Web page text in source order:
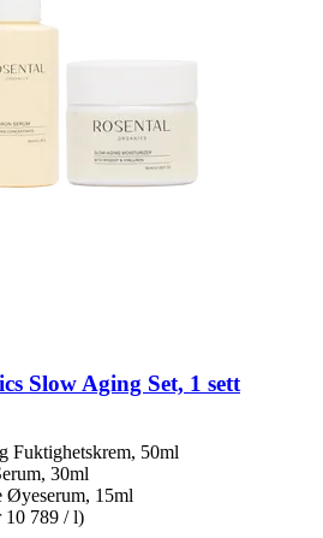
Slow Aging Set, 1 sett
Fuktighetskrem, 50ml
30ml
Øyeserum, 15ml
10 789 / l)